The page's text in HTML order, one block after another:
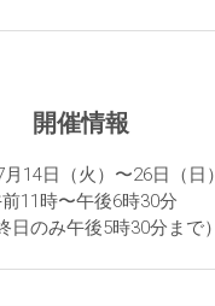
開催情報
14日（火）〜26日（日）
11時〜午後6時30分
日のみ午後5時30分まで）